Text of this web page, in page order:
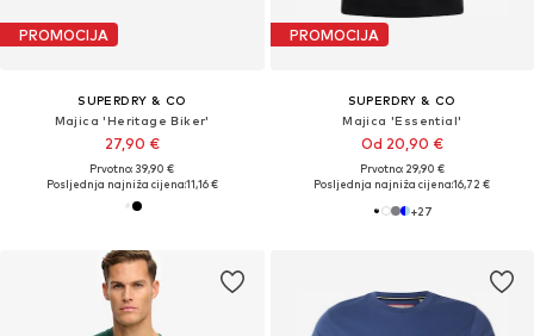
PROMOCIJA
SUPERDRY & CO
Majica 'Heritage Biker'
27,90 €
Prvotno: 39,90 €
Posljednja najniža cijena:11,16 €
PROMOCIJA
SUPERDRY & CO
Majica 'Essential'
Od 20,90 €
Prvotno: 29,90 €
Posljednja najniža cijena:16,72 €
+27